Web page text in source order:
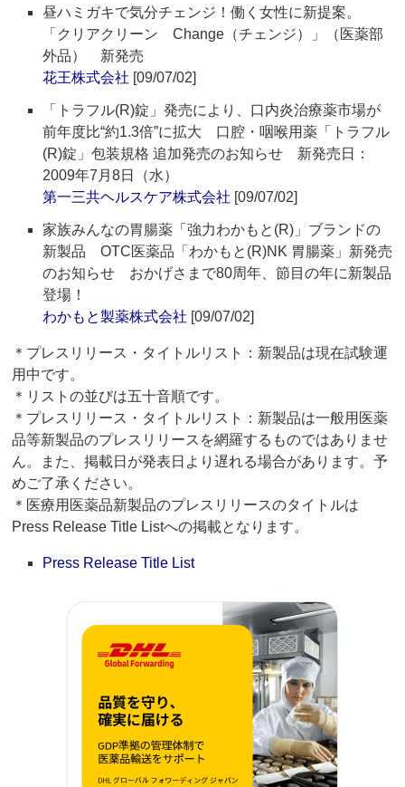
昼ハミガキで気分チェンジ！働く女性に新提案。
「クリアクリーン Change（チェンジ）」（医薬部
外品） 新発売
花王株式会社 [09/07/02]
「トラフル(R)錠」発売により、口内炎治療薬市場が
前年度比“約1.3倍”に拡大 口腔・咽喉用薬「トラフル
(R)錠」包装規格 追加発売のお知らせ 新発売日：
2009年7月8日（水）
第一三共ヘルスケア株式会社 [09/07/02]
家族みんなの胃腸薬「強力わかもと(R)」ブランドの
新製品 OTC医薬品「わかもと(R)NK 胃腸薬」新発売
のお知らせ おかげさまで80周年、節目の年に新製品
登場！
わかもと製薬株式会社 [09/07/02]
＊プレスリリース・タイトルリスト：新製品は現在試験運
用中です。
＊リストの並びは五十音順です。
＊プレスリリース・タイトルリスト：新製品は一般用医薬
品等新製品のプレスリリースを網羅するものではありませ
ん。また、掲載日が発表日より遅れる場合があります。予
めご了承ください。
＊医療用医薬品新製品のプレスリリースのタイトルは
Press Release Title Listへの掲載となります。
Press Release Title List